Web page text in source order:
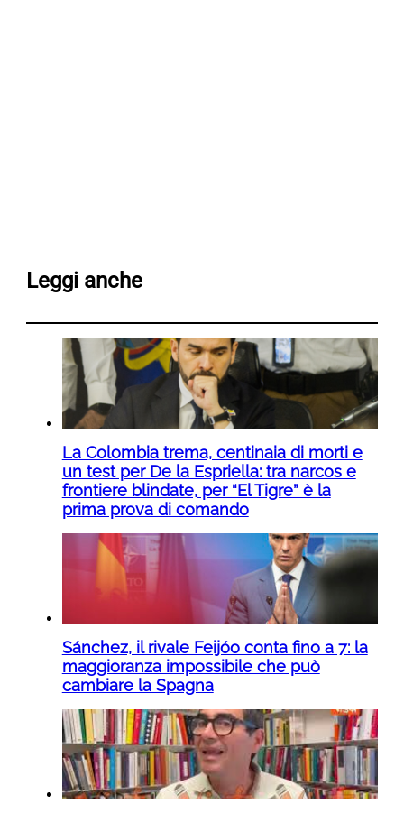
Leggi anche
La Colombia trema, centinaia di morti e
un test per De la Espriella: tra narcos e
frontiere blindate, per “El Tigre” è la
prima prova di comando
Sánchez, il rivale Feijóo conta fino a 7: la
maggioranza impossibile che può
cambiare la Spagna